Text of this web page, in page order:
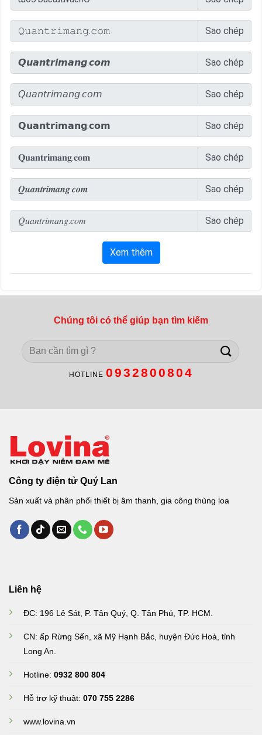
Chúng tôi có thể giúp bạn tìm kiếm
Search
for:
HOTLINE 0932800804
Công ty điện tử Quý Lan
Sản xuất và phân phối thiết bị âm thanh, gia công thùng loa
Liên hệ
ĐC: 196 Lê Sát, P. Tân Quý, Q. Tân Phú, TP. HCM.
CN: ấp Rừng Sến, xã Mỹ Hạnh Bắc, huyện Đức Hoà, tỉnh
Long An.
Hotline: 0932 800 804
Hỗ trợ kỹ thuật: 070 755 2286
www.lovina.vn